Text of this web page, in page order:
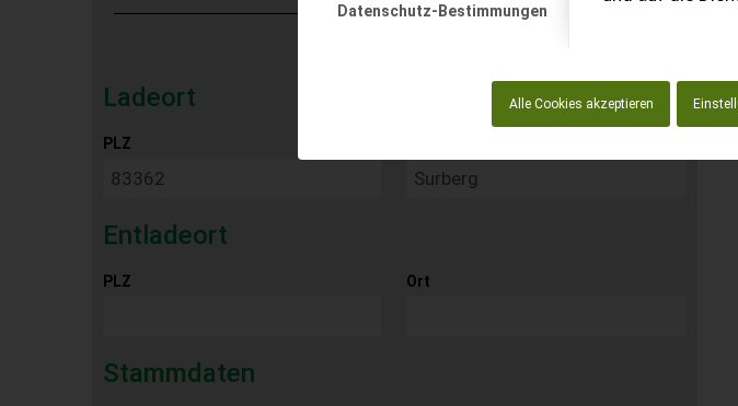
Datenschutz-Bestimmungen
Alle Cookies akzeptieren
Ladeort
PLZ
Entladeort
PLZ Ort
Stammdaten